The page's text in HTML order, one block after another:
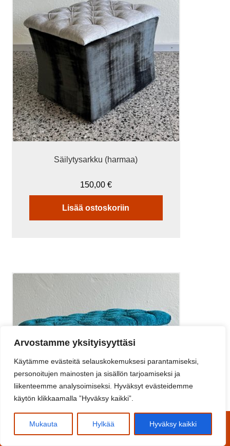
Arvostamme yksityisyyttäsi
Käytämme evästeitä selauskokemuksesi parantamiseksi,
personoitujen mainosten ja sisällön tarjoamiseksi ja
liikenteemme analysoimiseksi. Hyväksyt evästeidemme
käytön klikkaamalla ”Hyväksy kaikki”.
Mukauta Hylkää Hyväksy kaikki
Säilytysarkku (harmaa)
150,00 €
Lisää ostoskoriin
Etsi:
Haku
0